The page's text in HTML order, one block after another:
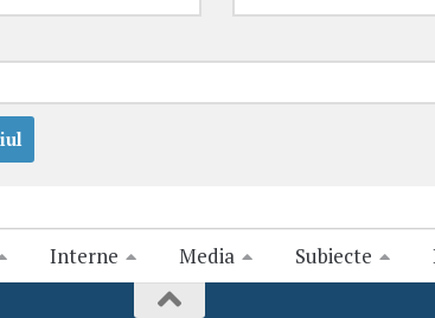
Interne Media Subiecte